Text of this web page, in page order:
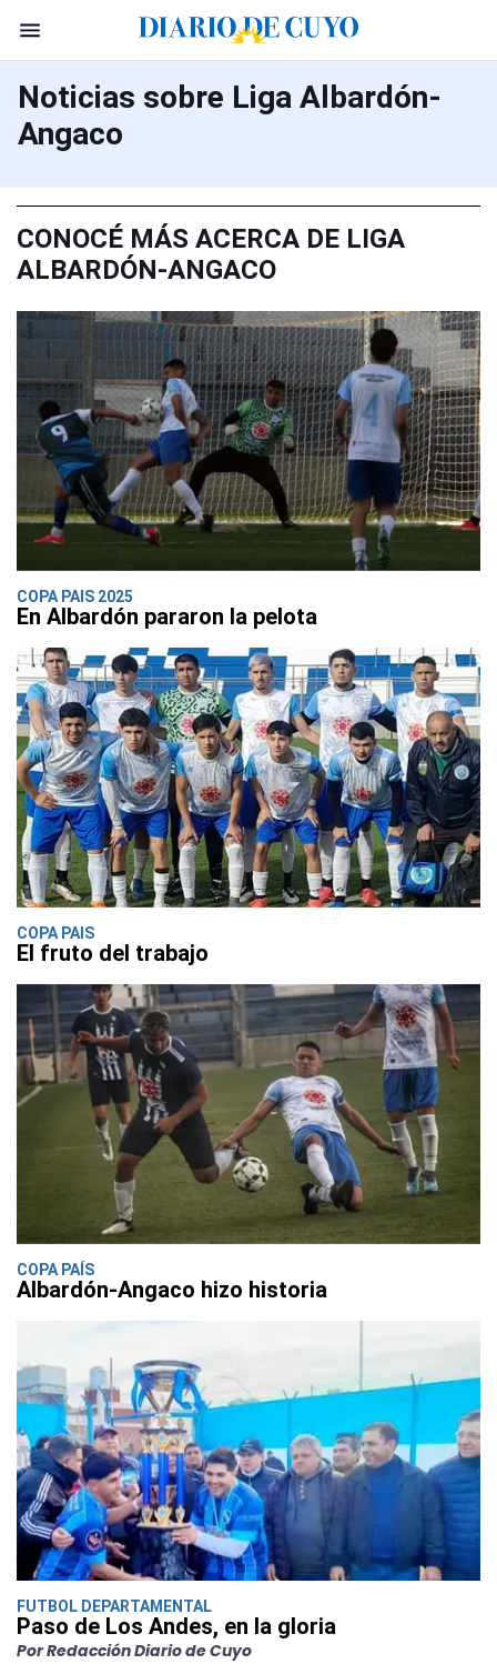
Noticias sobre Liga Albardón-
Angaco
CONOCÉ MÁS ACERCA DE LIGA
ALBARDÓN-ANGACO
COPA PAIS 2025
En Albardón pararon la pelota
COPA PAIS
El fruto del trabajo
COPA PAÍS
Albardón-Angaco hizo historia
FUTBOL DEPARTAMENTAL
Paso de Los Andes, en la gloria
Por Redacción Diario de Cuyo